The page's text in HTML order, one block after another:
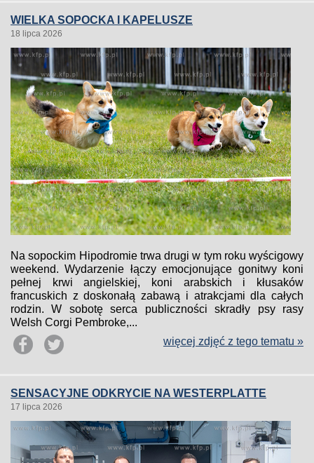
WIELKA SOPOCKA I KAPELUSZE
18 lipca 2026
Na sopockim Hipodromie trwa drugi w tym roku wyścigowy
weekend. Wydarzenie łączy emocjonujące gonitwy koni
pełnej krwi angielskiej, koni arabskich i kłusaków
francuskich z doskonałą zabawą i atrakcjami dla całych
rodzin. W sobotę serca publiczności skradły psy rasy
Welsh Corgi Pembroke,...
więcej zdjęć z tego tematu »
SENSACYJNE ODKRYCIE NA WESTERPLATTE
17 lipca 2026